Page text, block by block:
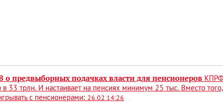
о предвыборных подачках власти для пенсионеров КПРФ
в 33 трлн. И настаивает на пенсиях минимум 25 тыс. Вместо
с пенсионерами: 26.02 14:26